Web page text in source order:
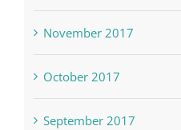
November 2017
October 2017
September 2017